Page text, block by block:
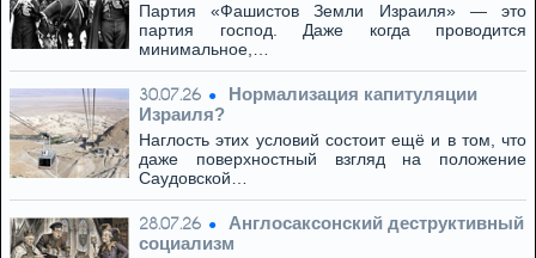
Партия «Фашистов Земли Израиля» — это
партия господ. Даже когда проводится
минимальное,…
30.07.26
Нормализация капитуляции
Израиля?
Наглость этих условий состоит ещё и в том, что
даже поверхностный взгляд на положение
Саудовской…
28.07.26
Англосаксонский деструктивный
социализм